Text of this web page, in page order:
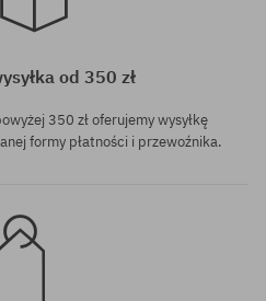
od 350 zł
350 zł oferujemy wysyłkę
formy płatności i przewoźnika.